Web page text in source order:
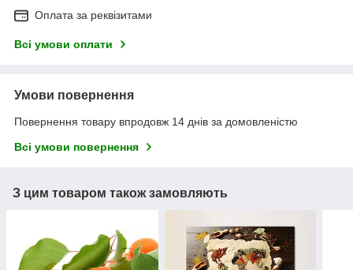
Оплата за реквізитами
Всі умови оплати
Умови повернення
Повернення товару впродовж 14 днів за домовленістю
Всі умови повернення
З цим товаром також замовляють